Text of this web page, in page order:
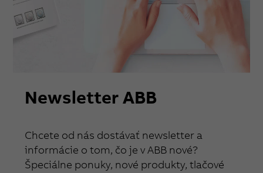
Newsletter ABB
Chcete od nás dostávať newsletter a
informácie o tom, čo je v ABB nové?
Špeciálne ponuky, nové produkty, tlačové